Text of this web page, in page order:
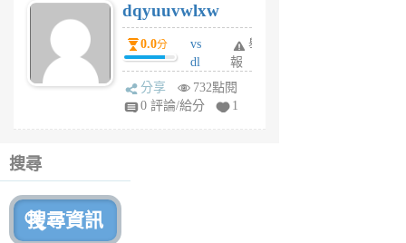
6
個
月
前
dqyuuvwlxw
0.0分
vs
dl
sq
fy
舉
報
分享
732點閱
0 評論/給分
1
搜尋